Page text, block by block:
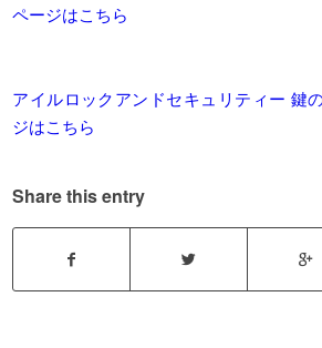
ページはこちら
アイルロックアンドセキュリティー 鍵
ジはこちら
Share this entry